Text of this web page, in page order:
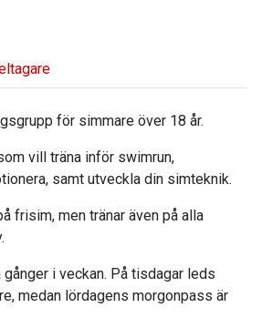
för simmare över 18 år.
vill träna inför swimrun,
samt utveckla din simteknik.
frisim, men tränar även på alla
gånger i veckan. På tisdagar leds
medan lördagens morgonpass är